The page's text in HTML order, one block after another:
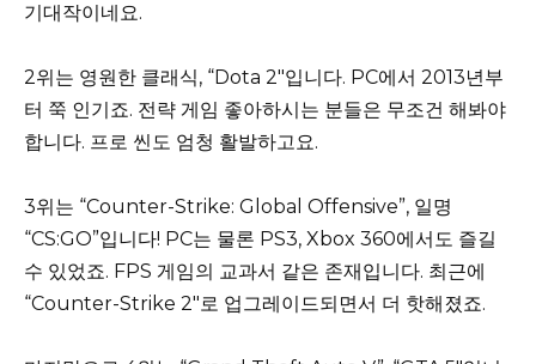
기대작이네요.
2위는 영원한 클래식, “Dota 2″입니다. PC에서 2013년부
터 쭉 인기죠. 전략 게임 좋아하시는 분들은 무조건 해봐야
합니다. 프로 씬도 엄청 활발하고요.
3위는 “Counter-Strike: Global Offensive”, 일명
“CS:GO”입니다! PC는 물론 PS3, Xbox 360에서도 즐길
수 있었죠. FPS 게임의 교과서 같은 존재입니다. 최근에
“Counter-Strike 2″로 업그레이드되면서 더 핫해졌죠.